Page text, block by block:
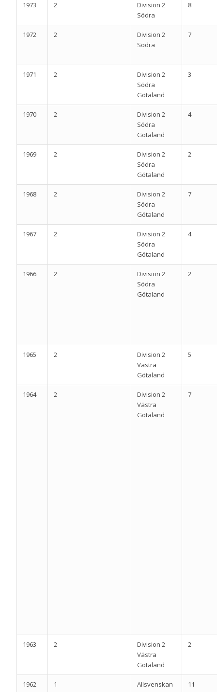
1973 2
Division 2
Södra
8
1972 2
Division 2
Södra
7
1971 2
Division 2
Södra
Götaland
3
1970 2
Division 2
Södra
Götaland
4
1969 2
Division 2
Södra
Götaland
2
1968 2
Division 2
Södra
Götaland
7
1967 2
Division 2
Södra
Götaland
4
1966 2
Division 2
Södra
Götaland
2
1965 2
Division 2
Västra
Götaland
5
1964 2
Division 2
Västra
Götaland
7
1963 2
Division 2
Västra
Götaland
2
1962 1 Allsvenskan 11